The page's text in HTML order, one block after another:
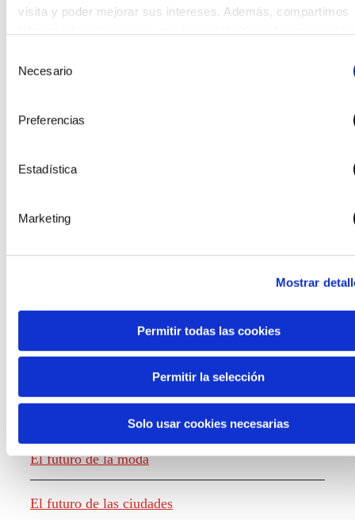
visita y poder mejorar sus intereses. Además, compartimos
información que les haya proporcionado o que hayan
Necesario
Preferencias
Estadística
Marketing
Mostrar
Permitir todas las cookies
Permitir la selección
Solo usar cookies necesarias
Generación de conocimiento
Informe El futuro del trabajo
El futuro de los alimentos
El futuro de la moda
El futuro de las ciudades